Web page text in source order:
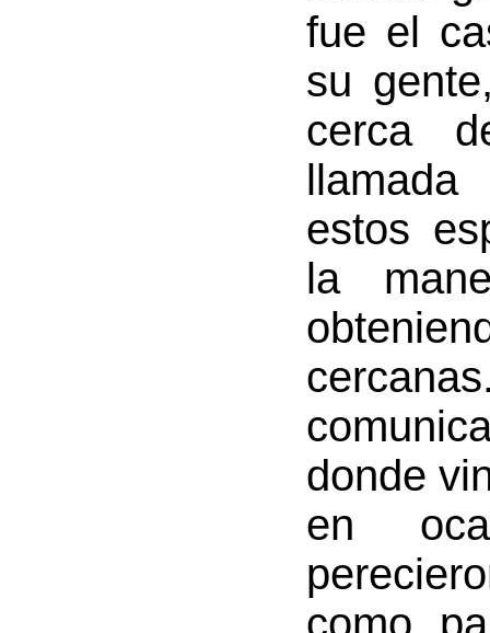
fue el
su
cerca
estos
la
donde
en
como